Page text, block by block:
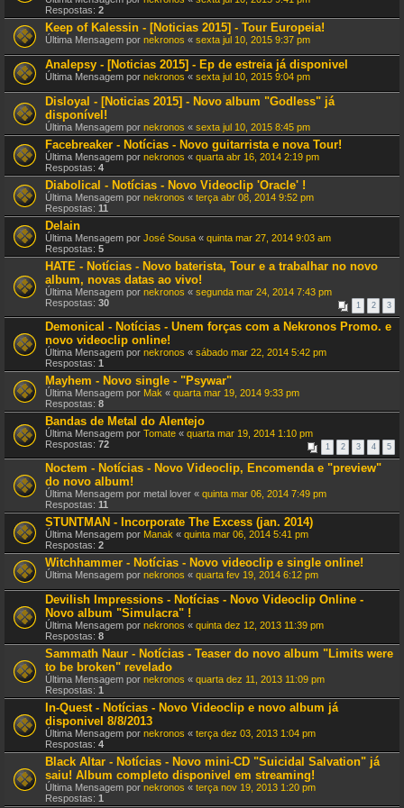
Respostas: 2
Keep of Kalessin - [Noticias 2015] - Tour Europeia!
Última Mensagem por nekronos « sexta jul 10, 2015 9:37 pm
Analepsy - [Noticias 2015] - Ep de estreia já disponivel
Última Mensagem por nekronos « sexta jul 10, 2015 9:04 pm
Disloyal - [Noticias 2015] - Novo album "Godless" já
disponível!
Última Mensagem por nekronos « sexta jul 10, 2015 8:45 pm
Facebreaker - Notícias - Novo guitarrista e nova Tour!
Última Mensagem por nekronos « quarta abr 16, 2014 2:19 pm
Respostas: 4
Diabolical - Notícias - Novo Videoclip 'Oracle' !
Última Mensagem por nekronos « terça abr 08, 2014 9:52 pm
Respostas: 11
Delain
Última Mensagem por José Sousa « quinta mar 27, 2014 9:03 am
Respostas: 5
HATE - Notícias - Novo baterista, Tour e a trabalhar no novo
album, novas datas ao vivo!
Última Mensagem por nekronos « segunda mar 24, 2014 7:43 pm
Respostas: 30 1 2 3
Demonical - Notícias - Unem forças com a Nekronos Promo. e
novo videoclip online!
Última Mensagem por nekronos « sábado mar 22, 2014 5:42 pm
Respostas: 1
Mayhem - Novo single - "Psywar"
Última Mensagem por Mak « quarta mar 19, 2014 9:33 pm
Respostas: 8
Bandas de Metal do Alentejo
Última Mensagem por Tomate « quarta mar 19, 2014 1:10 pm
Respostas: 72 1 2 3 4 5
Noctem - Notícias - Novo Videoclip, Encomenda e "preview"
do novo album!
Última Mensagem por metal lover « quinta mar 06, 2014 7:49 pm
Respostas: 11
STUNTMAN - Incorporate The Excess (jan. 2014)
Última Mensagem por Manak « quinta mar 06, 2014 5:41 pm
Respostas: 2
Witchhammer - Notícias - Novo videoclip e single online!
Última Mensagem por nekronos « quarta fev 19, 2014 6:12 pm
Devilish Impressions - Notícias - Novo Videoclip Online -
Novo album "Simulacra" !
Última Mensagem por nekronos « quinta dez 12, 2013 11:39 pm
Respostas: 8
Sammath Naur - Notícias - Teaser do novo album "Limits were
to be broken" revelado
Última Mensagem por nekronos « quarta dez 11, 2013 11:09 pm
Respostas: 1
In-Quest - Notícias - Novo Videoclip e novo album já
disponivel 8/8/2013
Última Mensagem por nekronos « terça dez 03, 2013 1:04 pm
Respostas: 4
Black Altar - Notícias - Novo mini-CD "Suicidal Salvation" já
saiu! Album completo disponivel em streaming!
Última Mensagem por nekronos « terça nov 19, 2013 1:20 pm
Respostas: 1